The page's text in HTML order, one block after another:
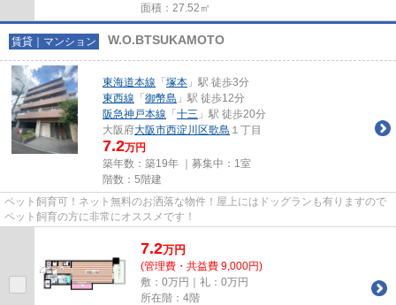
面積：27.52㎡
賃貸｜マンション W.O.BTSUKAMOTO
東海道本線 「 塚本 」駅 徒歩3分
東西線 「 御幣島 」駅 徒歩12分
阪急神戸本線 「 十三 」駅 徒歩20分
大阪府大阪市西淀川区歌島 １丁目
7.2万円
築年数：築19年 ｜募集中： 1室
階数：5階建
ペット飼育可！ネット無料のお洒落な物件！屋上にはドッグランも有りますので
ペット飼育の方に非常にオススメです！
7.2万円
(管理費・共益費 9,000円)
敷：0万円｜礼：0万円
所在階：4階